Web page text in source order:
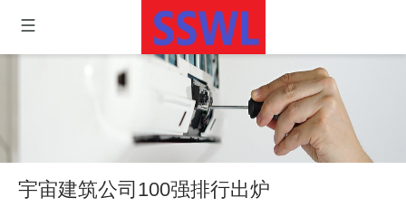
宇宙建筑公司100强排行出炉